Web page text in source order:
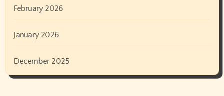
February 2026
January 2026
December 2025